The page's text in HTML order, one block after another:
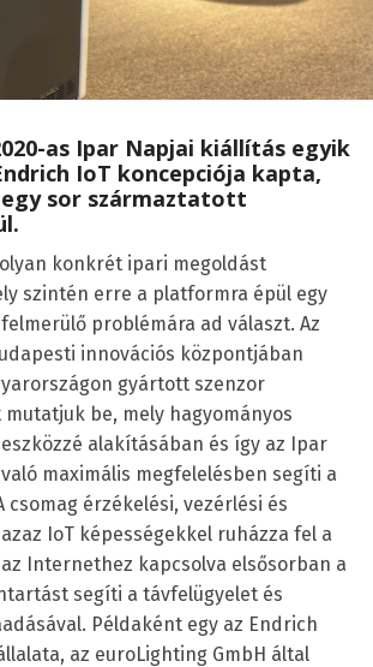
as Ipar Napjai kiállítás egyik
IoT koncepciója kapta,
sor származtatott
konkrét ipari megoldást
szintén erre a platformra épül egy
problémára ad választ. Az
innovációs központjában
gyártott szenzor
mutatjuk be, mely hagyományos
eszközzé alakításában és így az Ipar
maximális megfelelésben segíti a
csomag érzékelési, vezérlési és
IoT képességekkel ruházza fel a
Internethez kapcsolva elsősorban a
segíti a távfelügyelet és
Példaként egy az Endrich
az euroLighting GmbH által